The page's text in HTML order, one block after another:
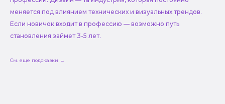
меняется под влиянием технических и визуальных трендов.
Если новичок входит в профессию — возможно путь
становления займет 3-5 лет.
См. еще подсказки →